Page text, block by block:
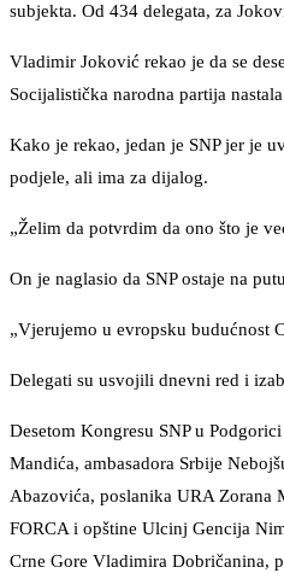
subjekta. Od 434 delegata, za
Vladimir Joković rekao je da se
Socijalistička narodna partija
Kako je rekao, jedan je SNP jer je
podjele, ali ima za dijalog.
„Želim da potvrdim da ono što je
On je naglasio da SNP ostaje na
„Vjerujemo u evropsku budućnost
Delegati su usvojili dnevni red i
Desetom Kongresu SNP u
Mandića, ambasadora Srbije
Abazovića, poslanika URA Zorana
FORCA i opštine Ulcinj Gencija
Crne Gore Vladimira Dobričanina,